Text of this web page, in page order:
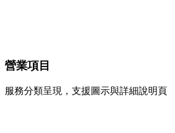
營業項目
服務分類呈現，支援圖示與詳細說明頁